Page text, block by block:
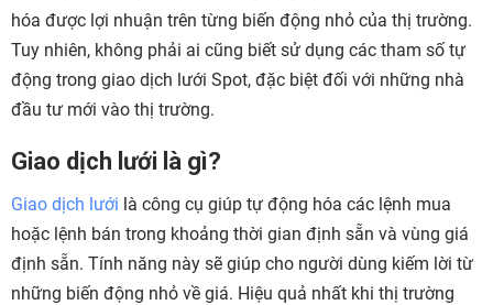
hóa được lợi nhuận trên từng biến động nhỏ của thị trường.
Tuy nhiên, không phải ai cũng biết sử dụng các tham số tự
động trong giao dịch lưới Spot, đặc biệt đối với những nhà
đầu tư mới vào thị trường.
Giao dịch lưới là gì?
Giao dịch lưới là công cụ giúp tự động hóa các lệnh mua
hoặc lệnh bán trong khoảng thời gian định sẵn và vùng giá
định sẵn. Tính năng này sẽ giúp cho người dùng kiếm lời từ
những biến động nhỏ về giá. Hiệu quả nhất khi thị trường